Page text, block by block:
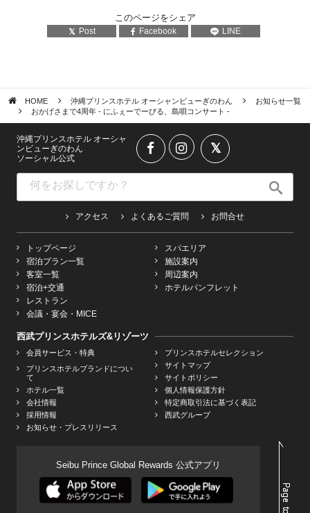
このページをシェア
Post Facebook LINE
HOME 沖縄プリンスホテル オーシャンビューぎのわん
お知らせ一覧
おかげさまで4周年 - にふぇーでーびる、島唄コンサート -
沖縄プリンスホテル オーシャ
ンビューぎのわん
ソーシャル公式
アクセス よくあるご質問 お問合せ
トップページ
宿泊プラン一覧
客室一覧
宿泊+交通
レストラン
会議・宴会・MICE
スパエリア
施設案内
周辺案内
ホテルパンフレット
西武プリンスホテルズ&リゾーツ
会員サービス・特典
プリンスホテルブランドについ
て
ホテル一覧
会社情報
採用情報
お知らせ・プレスリリース
プリンスホテルセレクション
サイトマップ
サイトポリシー
個人情報保護方針
特定商取引法に基づく表記
西武グループ
Seibu Prince Global Rewards 公式アプリ